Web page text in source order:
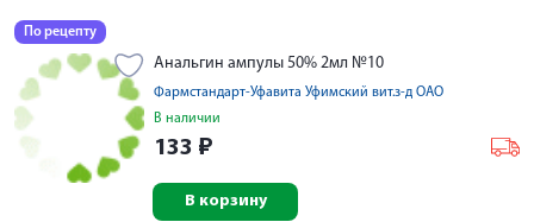
По рецепту
Анальгин ампулы 50% 2мл №10
Фармстандарт-Уфавита Уфимский вит.з-д ОАО
В наличии
133 ₽
В корзину